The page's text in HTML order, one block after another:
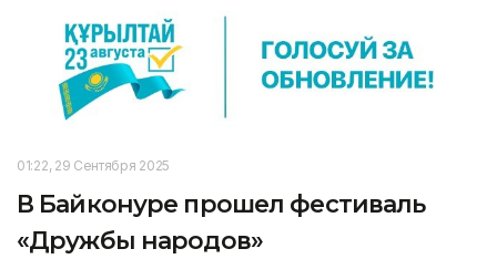
01:22, 29 Сентября 2025
В Байконуре прошел фестиваль
«Дружбы народов»